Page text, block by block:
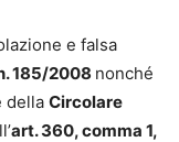
e falsa
185/2008 nonché
della Circolare
art. 360, comma 1,